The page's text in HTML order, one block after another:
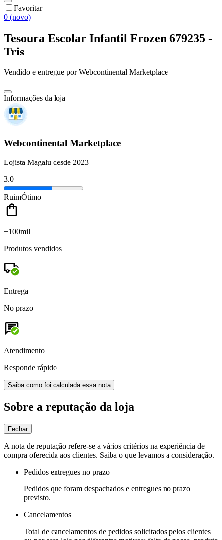
Favoritar
0 (novo)
Tesoura Escolar Infantil Frozen 679235 -
Tris
Vendido e entregue por Webcontinental Marketplace
Informações da loja
Webcontinental Marketplace
Lojista Magalu desde 2023
3.0
RuimÓtimo
+100mil
Produtos vendidos
Entrega
No prazo
Atendimento
Responde rápido
Saiba como foi calculada essa nota
Sobre a reputação da loja
Fechar
A nota de reputação refere-se a vários critérios na experiência de
compra oferecida aos clientes. Saiba o que levamos a consideração.
Pedidos entregues no prazo
Pedidos que foram despachados e entregues no prazo
previsto.
Cancelamentos
Total de cancelamentos de pedidos solicitados pelos clientes